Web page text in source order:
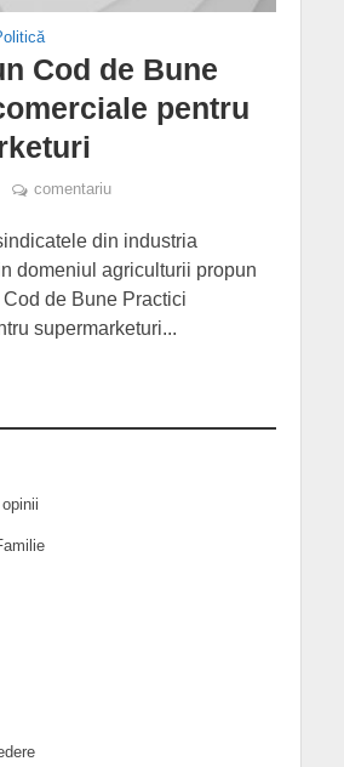
Cod de Bune
pentru
comentariu
din industria
domeniul agriculturii propun
de Bune Practici
supermarketuri...